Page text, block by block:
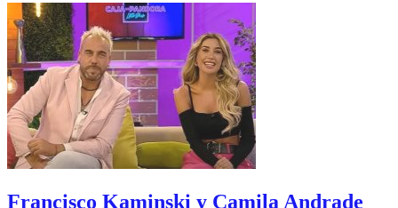
Francisco Kaminski y Camila Andrade